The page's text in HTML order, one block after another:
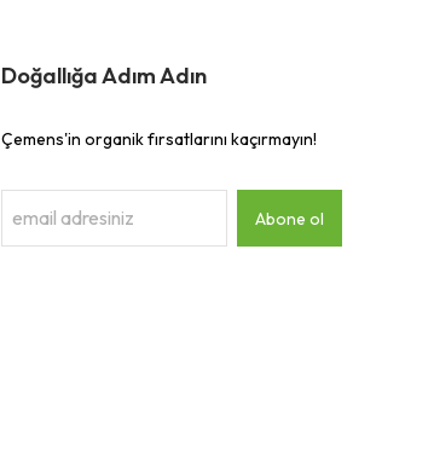
Doğallığa Adım Adın
Çemens'in organik fırsatlarını kaçırmayın!
Abone ol